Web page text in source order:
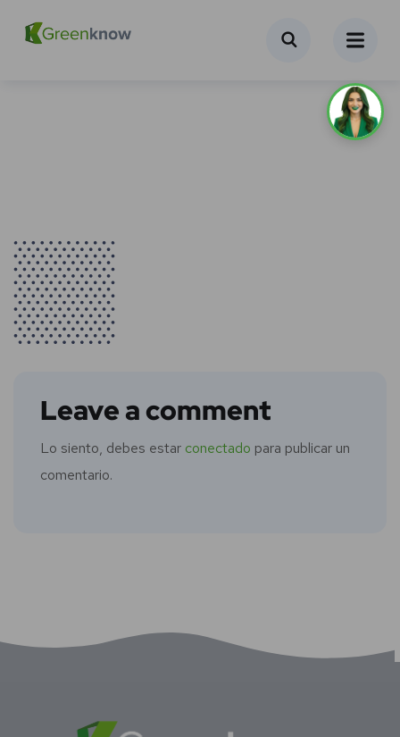
Leave a comment
Lo siento, debes estar conectado para publicar un
comentario.